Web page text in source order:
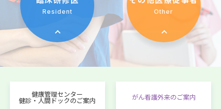
Resident Other
健康管理センター
健診・人間ドックのご案内
がん看護外来のご案内